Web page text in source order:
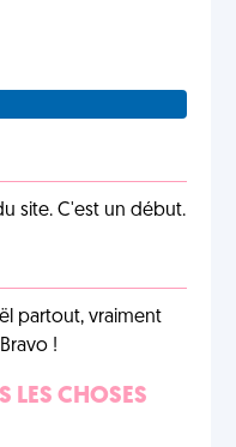
site. C'est un début.
partout, vraiment
!
LES CHOSES